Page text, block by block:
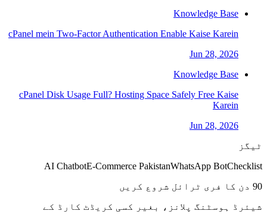
Knowledge Base
cPanel mein Two-Factor Authentication Enable Kaise Karein
Jun 28, 2026
Knowledge Base
cPanel Disk Usage Full? Hosting Space Safely Free Kaise
Karein
Jun 28, 2026
ٹیگز
AI ChatbotE-Commerce PakistanWhatsApp BotChecklist
90 دن کا فری ٹرائل شروع کریں
شیئرڈ ہوسٹنگ پلانز، بغیر کسی کریڈٹ کارڈ کے